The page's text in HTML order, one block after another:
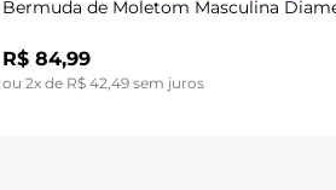
Bermuda de Moletom Masculina
R$ 84,99
ou 2x de R$ 42,49sem juros